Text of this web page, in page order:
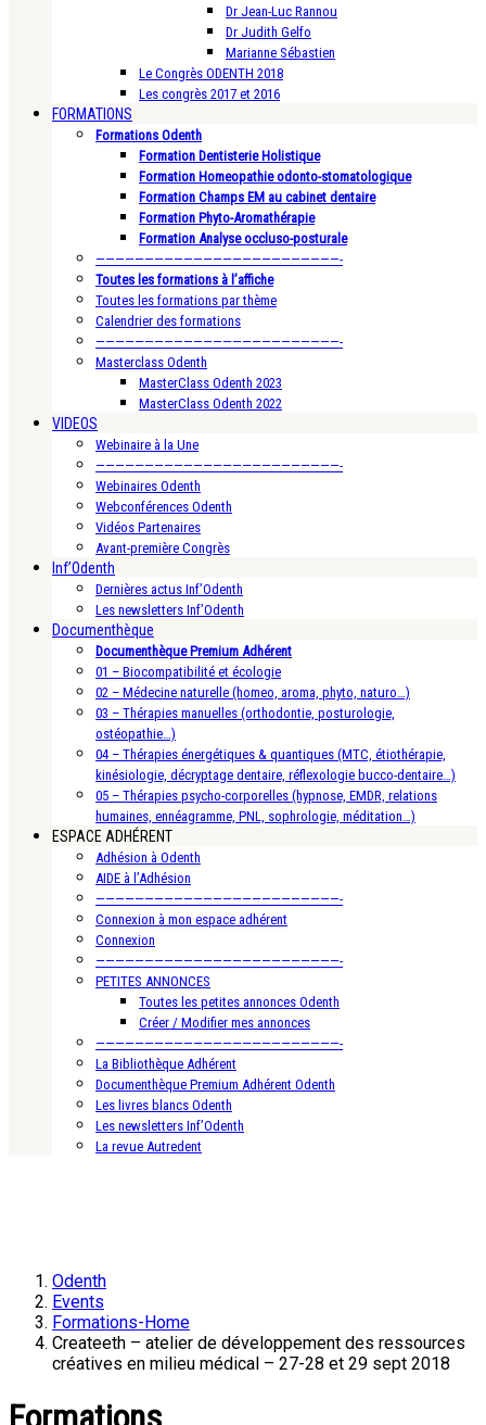
Dr Jean-Luc Rannou
Dr Judith Gelfo
Marianne Sébastien
Le Congrès ODENTH 2018
Les congrès 2017 et 2016
FORMATIONS
Formations Odenth
Formation Dentisterie Holistique
Formation Homeopathie odonto-stomatologique
Formation Champs EM au cabinet dentaire
Formation Phyto-Aromathérapie
Formation Analyse occluso-posturale
—————————————————————————-
Toutes les formations à l’affiche
Toutes les formations par thème
Calendrier des formations
—————————————————————————-
Masterclass Odenth
MasterClass Odenth 2023
MasterClass Odenth 2022
VIDEOS
Webinaire à la Une
—————————————————————————-
Webinaires Odenth
Webconférences Odenth
Vidéos Partenaires
Avant-première Congrès
Inf’Odenth
Dernières actus Inf’Odenth
Les newsletters Inf’Odenth
Documenthèque
Documenthèque Premium Adhérent
01 – Biocompatibilité et écologie
02 – Médecine naturelle (homeo, aroma, phyto, naturo…)
03 – Thérapies manuelles (orthodontie, posturologie,
ostéopathie…)
04 – Thérapies énergétiques & quantiques (MTC, étiothérapie,
kinésiologie, décryptage dentaire, réflexologie bucco-dentaire…)
05 – Thérapies psycho-corporelles (hypnose, EMDR, relations
humaines, ennéagramme, PNL, sophrologie, méditation…)
ESPACE ADHÉRENT
Adhésion à Odenth
AIDE à l’Adhésion
—————————————————————————-
Connexion à mon espace adhérent
Connexion
—————————————————————————-
PETITES ANNONCES
Toutes les petites annonces Odenth
Créer / Modifier mes annonces
—————————————————————————-
La Bibliothèque Adhérent
Documenthèque Premium Adhérent Odenth
Les livres blancs Odenth
Les newsletters Inf’Odenth
La revue Autredent
Odenth
Events
Formations-Home
Createeth – atelier de développement des ressources
créatives en milieu médical – 27-28 et 29 sept 2018